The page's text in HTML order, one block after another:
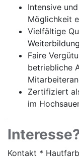
Intensive
Möglichkeit
Vielfältige
Faire
betriebliche
Zertifiziert
im
Kontakt *